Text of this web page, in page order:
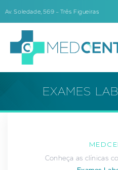
Av. Soledade, 569 – Três Figueiras
EXAMES
Conheça as clínicas